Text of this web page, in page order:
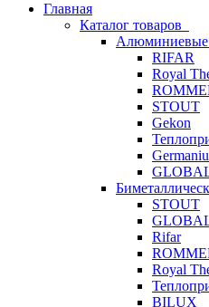
Главная
Каталог товаров
Алюминиевые
RIFAR
Royal
STOUT
Gekon
STOUT
Rifar
Royal
BILUX